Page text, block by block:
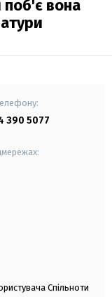
поб'є вона
390 5077
Спільноти